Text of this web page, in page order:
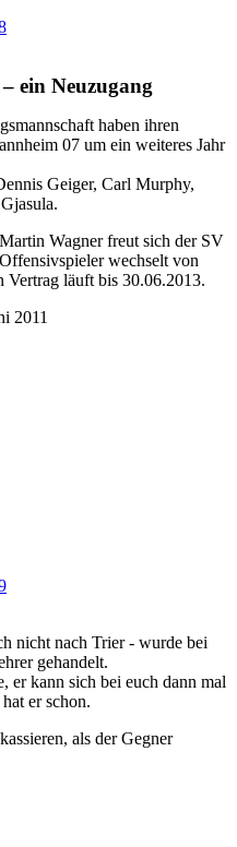
ein Neuzugang
haben ihren
07 um ein weiteres Jahr
Geiger, Carl Murphy,
Wagner freut sich der SV
wechselt von
Vertrag läuft bis 30.06.2013.
2011
nicht nach Trier - wurde bei
gehandelt.
kann sich bei euch dann mal
er schon.
als der Gegner